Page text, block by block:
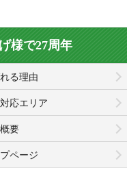
様で27周年
る理由
応エリア
要
プページ